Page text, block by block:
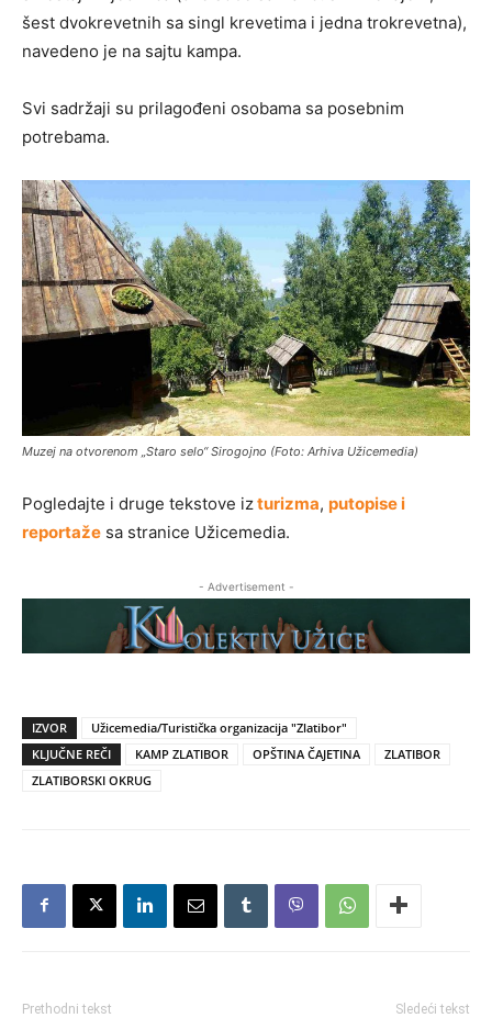
šest dvokrevetnih sa singl krevetima i jedna trokrevetna),
navedeno je na sajtu kampa.
Svi sadržaji su prilagođeni osobama sa posebnim
potrebama.
Muzej na otvorenom „Staro selo“ Sirogojno (Foto: Arhiva Užicemedia)
Pogledajte i druge tekstove izturizma, putopise i
reportaže sa stranice Užicemedia.
- Advertisement -
IZVOR
Užicemedia/Turistička organizacija "Zlatibor"
KLJUČNE REČI
KAMP ZLATIBOR OPŠTINA ČAJETINA
ZLATIBOR
ZLATIBORSKI OKRUG
Prethodni tekst Sledeći tekst